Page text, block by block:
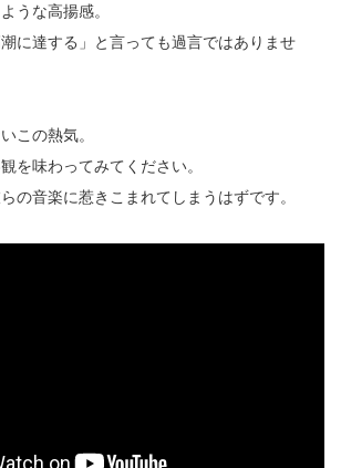
うな高揚感。
潮に達する」と言っても過言ではありませ
この熱気。
を味わってみてください。
の音楽に惹きこまれてしまうはずです。